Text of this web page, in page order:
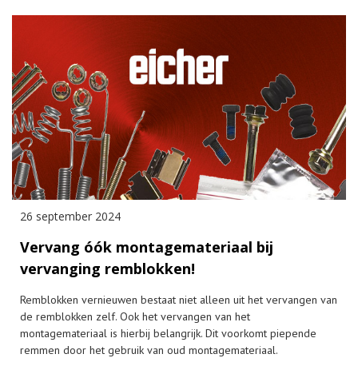
26 september 2024
Vervang óók montagemateriaal bij
vervanging remblokken!
Remblokken vernieuwen bestaat niet alleen uit het vervangen van
de remblokken zelf. Ook het vervangen van het
montagemateriaal is hierbij belangrijk. Dit voorkomt piepende
remmen door het gebruik van oud montagemateriaal.